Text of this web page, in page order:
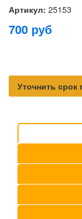
Артикул: 25153
700 руб
Уточнить срок